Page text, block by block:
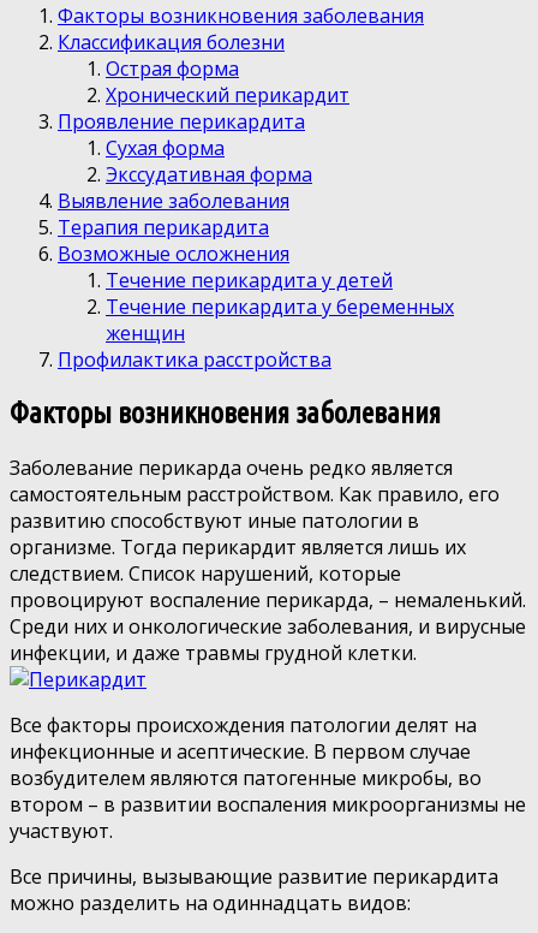
Факторы возникновения заболевания
Классификация болезни
Острая форма
Хронический перикардит
Проявление перикардита
Сухая форма
Экссудативная форма
Выявление заболевания
Терапия перикардита
Возможные осложнения
Течение перикардита у детей
Течение перикардита у беременных
женщин
Профилактика расстройства
Факторы возникновения заболевания
Заболевание перикарда очень редко является
самостоятельным расстройством. Как правило, его
развитию способствуют иные патологии в
организме. Тогда перикардит является лишь их
следствием. Список нарушений, которые
провоцируют воспаление перикарда, – немаленький.
Среди них и онкологические заболевания, и вирусные
инфекции, и даже травмы грудной клетки.
Все факторы происхождения патологии делят на
инфекционные и асептические. В первом случае
возбудителем являются патогенные микробы, во
втором – в развитии воспаления микроорганизмы не
участвуют.
Все причины, вызывающие развитие перикардита
можно разделить на одиннадцать видов: